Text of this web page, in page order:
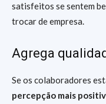
satisfeitos se sentem
trocar de empresa.
Agrega
Se os colaboradores
percepção mais